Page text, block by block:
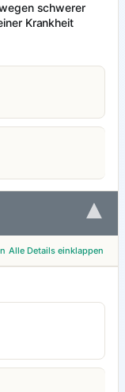
schwerer
Krankheit
▾
Alle Details einklappen